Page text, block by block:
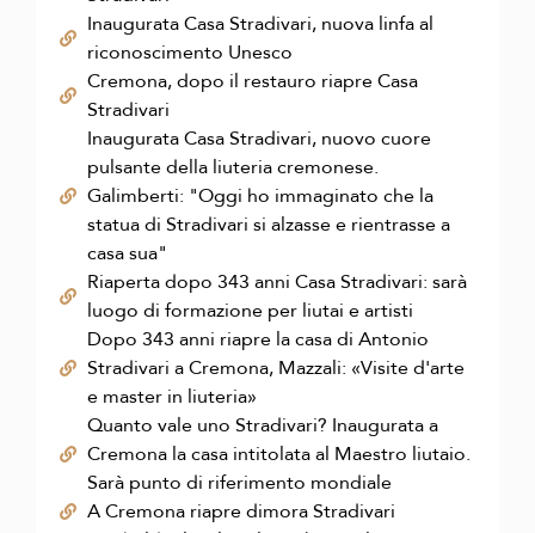
Inaugurata Casa Stradivari, nuova linfa al
riconoscimento Unesco
Cremona, dopo il restauro riapre Casa
Stradivari
Inaugurata Casa Stradivari, nuovo cuore
pulsante della liuteria cremonese.
Galimberti: "Oggi ho immaginato che la
statua di Stradivari si alzasse e rientrasse a
casa sua"
Riaperta dopo 343 anni Casa Stradivari: sarà
luogo di formazione per liutai e artisti
Dopo 343 anni riapre la casa di Antonio
Stradivari a Cremona, Mazzali: «Visite d'arte
e master in liuteria»
Quanto vale uno Stradivari? Inaugurata a
Cremona la casa intitolata al Maestro liutaio.
Sarà punto di riferimento mondiale
A Cremona riapre dimora Stradivari